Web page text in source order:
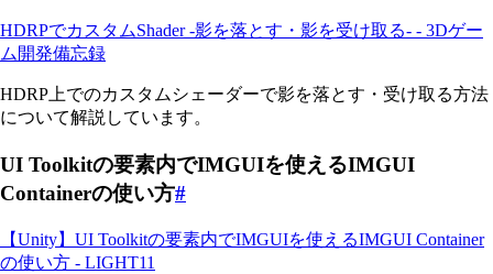
HDRPでカスタムShader -影を落とす・影を受け取る- - 3Dゲー
ム開発備忘録
HDRP上でのカスタムシェーダーで影を落とす・受け取る方法
について解説しています。
UI Toolkitの要素内でIMGUIを使えるIMGUI
Containerの使い方#
【Unity】UI Toolkitの要素内でIMGUIを使えるIMGUI Container
の使い方 - LIGHT11